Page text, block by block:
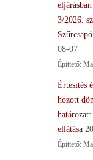
3/2026.
08-07
Építtető:
Értesítés
hozott
ellátása
Építtető: